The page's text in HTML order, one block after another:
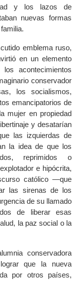
y los lazos de
nuevas formas
emblema ruso,
en un elemento
acontecimientos
conservador
los socialismos,
emancipatorios de
mujer en propiedad
y desatarían
las izquierdas de
la idea de que los
reprimidos o
e hipócrita,
católico —que
las sirenas de los
de su llamado
de liberar esas
la paz social o la
conservadora
que la nueva
por otros países,